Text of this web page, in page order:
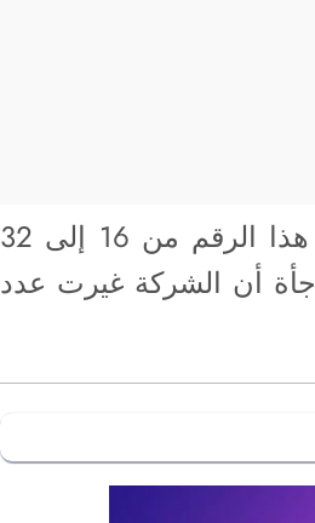
ولكن الأمر لم يتوقف عند هذا العدد، حيث ضاعفت آبل هذا الرقم من 16 إلى 32
أن الشركة غيرت عدد